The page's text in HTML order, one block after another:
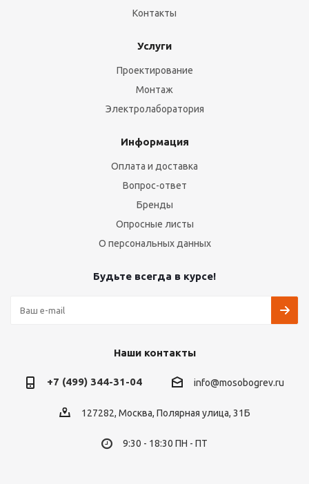
Контакты
Услуги
Проектирование
Монтаж
Электролаборатория
Информация
Оплата и доставка
Вопрос-ответ
Бренды
Опросные листы
О персональных данных
Будьте всегда в курсе!
Наши контакты
+7 (499) 344-31-04 info@mosobogrev.ru
127282, Москва, Полярная улица, 31Б
9:30 - 18:30 ПН - ПТ